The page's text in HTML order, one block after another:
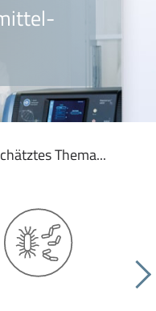
Thema...